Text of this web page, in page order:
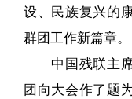
设、民族复兴的
群团工作新篇章。
中国残联主席
团向大会作了题